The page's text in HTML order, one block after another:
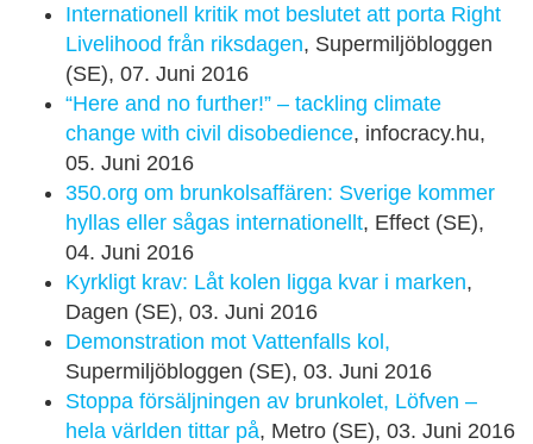
Internationell kritik mot beslutet att porta Right
Livelihood från riksdagen, Supermiljöbloggen
(SE), 07. Juni 2016
“Here and no further!” – tackling climate
change with civil disobedience, infocracy.hu,
05. Juni 2016
350.org om brunkolsaffären: Sverige kommer
hyllas eller sågas internationellt, Effect (SE),
04. Juni 2016
Kyrkligt krav: Låt kolen ligga kvar i marken,
Dagen (SE), 03. Juni 2016
Demonstration mot Vattenfalls kol,
Supermiljöbloggen (SE), 03. Juni 2016
Stoppa försäljningen av brunkolet, Löfven –
hela världen tittar på, Metro (SE), 03. Juni 2016